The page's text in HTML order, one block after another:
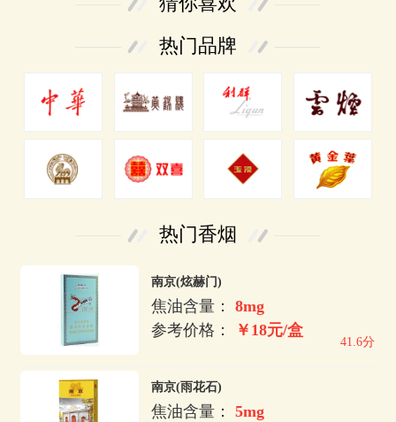
热门品牌
热门香烟
南京(炫赫门)
焦油含量：8mg
参考价格：
￥18元/盒
41.6分
南京(雨花石)
焦油含量：5mg